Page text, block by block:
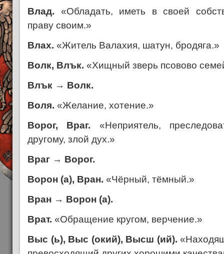
Влад. «Обладать, иметь в своей
праву своим.»
Влах. «Житель Валахия, шатун, бродяга.»
Волк, Влък. «Хищный зверь псовово
Влък → Волк.
Воля. «Желание, хотение.»
Ворог, Враг. «Неприятель,
другому, злой дух.»
Враг → Ворог.
Ворон (а), Вран. «Чёрный, тёмный.»
Вран → Ворон (а).
Врат. «Обращение кругом, верчение.»
Выс (ь), Выс (окий), Высш (ий).